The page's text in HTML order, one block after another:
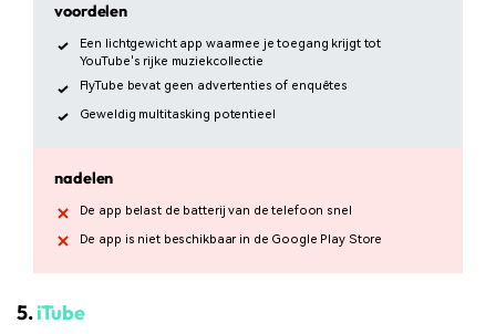
voordelen
Een lichtgewicht app waarmee je toegang krijgt tot
YouTube's rijke muziekcollectie
FlyTube bevat geen advertenties of enquêtes
Geweldig multitasking potentieel
nadelen
De app belast de batterij van de telefoon snel
De app is niet beschikbaar in de Google Play Store
5.iTube